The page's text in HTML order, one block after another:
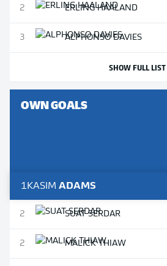
2 ERLINGHAALAND
3 ALPHONSODAVIES
SHOW FULL LIST
OWN GOALS
1 KASIM ADAMS
2 SUATSERDAR
2 MALICKTHIAW